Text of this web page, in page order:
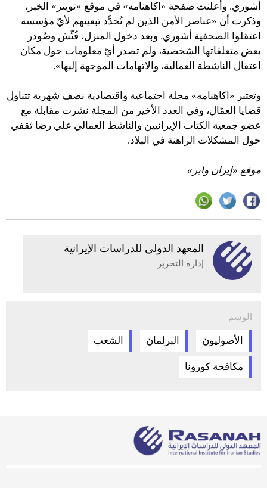
أشوري. وأعلنت صفحة «اكاهنامه» في موقع «تويتر» الخبر،
وذكرت أن «عناصر الأمن الذين لم تُحدَّد تبعيتهم لأيّ مؤسسة
اعتقلوا الصحفية أشوري. وبعد دخول المنزل، فُتِّش وصُودر
بعض متعلقاتها الشخصية، ولم تصدر أيّ معلومات حول مكان
اعتقال الناشطة العمالية، والاتهامات الموجهة إليها».
وتعتبر «اكاهنامه» مجلة اجتماعية واقتصادية نصف شهرية تتناول
قضايا العمّال، وفي العدد الأخير من المجلة نشرت مقابلة مع
عضو جمعية الكتاب الإيرانيين والناشط العمالي علي رضا ثقفي
حول المشكلات الراهنة في البلاد.
موقع «إيران واير»
المعهد الدولي للدراسات الإيرانية
إدارة التحرير
الوسم
الأصوليون البرلمان الشعب
مكافحة كورونا